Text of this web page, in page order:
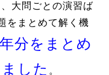
大問ごとの演習ば
をまとめて解く機
分をまとめ
した 。